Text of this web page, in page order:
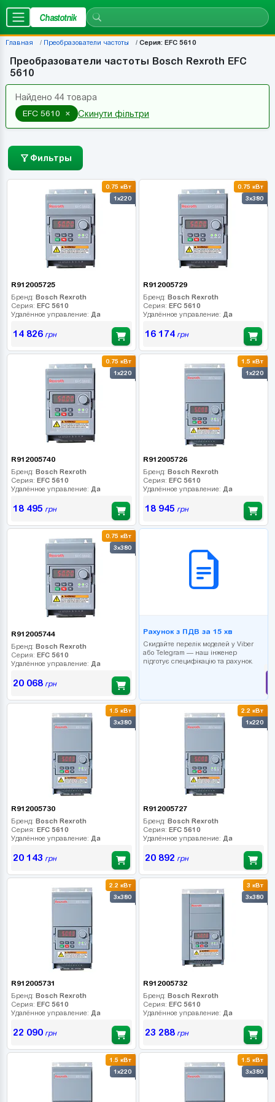
Chastotnik
Главная Преобразователи частоты Серия: EFC 5610
Преобразователи частоты Bosch Rexroth EFC
5610
Найдено 44 товара
EFC 5610
× Скинути фільтри
Фильтры
0.75 кВт
1x220
R912005725
Бренд: Bosch Rexroth
Серия: EFC 5610
Удалённое управление: Да
14 826грн
0.75 кВт
3x380
R912005729
Бренд: Bosch Rexroth
Серия: EFC 5610
Удалённое управление: Да
16 174грн
0.75 кВт
1x220
R912005740
Бренд: Bosch Rexroth
Серия: EFC 5610
Удалённое управление: Да
18 495 грн
1.5 кВт
1x220
R912005726
Бренд: Bosch Rexroth
Серия: EFC 5610
Удалённое управление: Да
18 945 грн
0.75 кВт
3x380
R912005744
Бренд: Bosch Rexroth
Серия: EFC 5610
Удалённое управление: Да
20 068грн
Рахунок з ПДВ за 15 хв
Скидайте перелік моделей у Viber
або Telegram — наш інженер
підготує специфікацію та рахунок.
1.5 кВт
3x380
R912005730
Бренд: Bosch Rexroth
Серия: EFC 5610
Удалённое управление: Да
20 143 грн
2.2 кВт
1x220
R912005727
Бренд: Bosch Rexroth
Серия: EFC 5610
Удалённое управление: Да
20 892 грн
2.2 кВт
3x380
R912005731
Бренд: Bosch Rexroth
Серия: EFC 5610
Удалённое управление: Да
22 090грн
3 кВт
3x380
R912005732
Бренд: Bosch Rexroth
Серия: EFC 5610
Удалённое управление: Да
23 288грн
1.5 кВт
1x220
1.5 кВт
3x380